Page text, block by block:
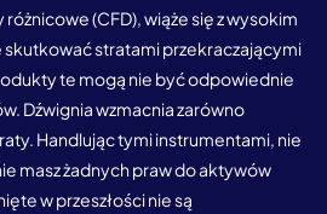
(CFD), wiąże się z wysokim
skutkować stratami przekraczającymi
te mogą nie być odpowiednie
Dźwignia wzmacnia zarówno
Handlując tymi instrumentami, nie
masz żadnych praw do aktywów
w przeszłości nie są